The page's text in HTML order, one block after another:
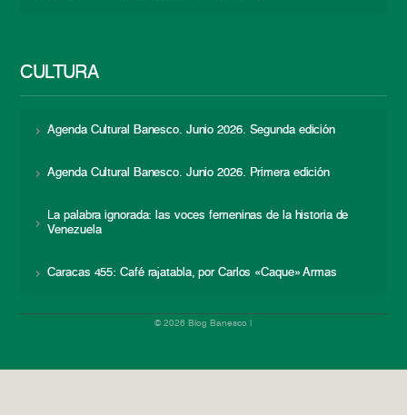
CULTURA
Agenda Cultural Banesco. Junio 2026. Segunda edición
Agenda Cultural Banesco. Junio 2026. Primera edición
La palabra ignorada: las voces femeninas de la historia de
Venezuela
Caracas 455: Café rajatabla, por Carlos «Caque» Armas
© 2026 Blog Banesco |